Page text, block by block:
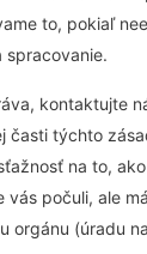
to, pokiaľ
spracovanie.
kontaktujte
časti týchto
na to,
vás počuli, ale
orgánu (úradu